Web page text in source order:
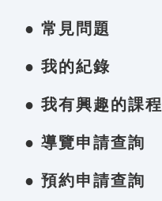
● 常見問題
● 我的紀錄
● 我有興趣的課程
● 導覽申請查詢
● 預約申請查詢